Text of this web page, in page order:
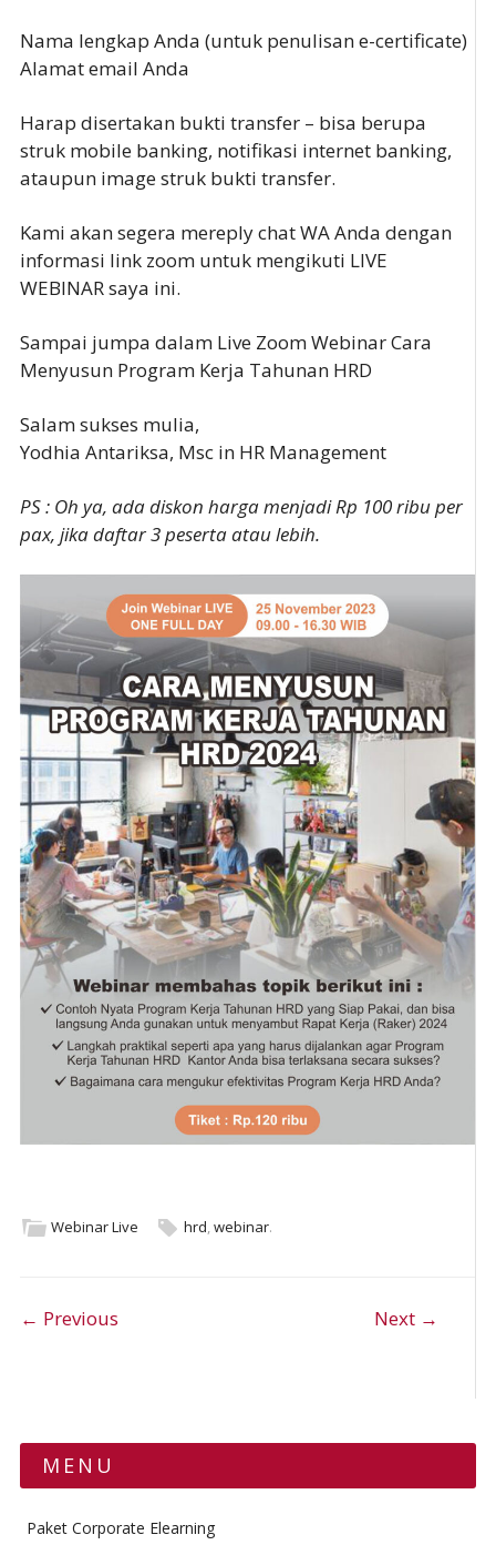
Nama lengkap Anda (untuk penulisan e-certificate)
Alamat email Anda
Harap disertakan bukti transfer – bisa berupa
struk mobile banking, notifikasi internet banking,
ataupun image struk bukti transfer.
Kami akan segera mereply chat WA Anda dengan
informasi link zoom untuk mengikuti LIVE
WEBINAR saya ini.
Sampai jumpa dalam Live Zoom Webinar Cara
Menyusun Program Kerja Tahunan HRD
Salam sukses mulia,
Yodhia Antariksa, Msc in HR Management
PS : Oh ya, ada diskon harga menjadi Rp 100 ribu per
pax, jika daftar 3 peserta atau lebih.
Webinar Live hrd,webinar.
Post navigation
← Previous Next →
MENU
Paket Corporate Elearning